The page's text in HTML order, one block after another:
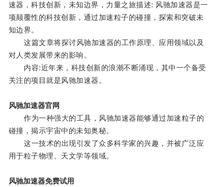
速器，科技创新，未知边界，力量之旅描述: 风驰加速器是一
项颠覆性的科技创新，通过加速粒子的碰撞，探索和突破未
知边界。
这篇文章将探讨风驰加速器的工作原理、应用领域以及
对人类发展带来的影响。
内容:近年来，科技创新的浪潮不断涌现，其中一个备受
关注的项目就是风驰加速器。
风驰加速器官网
作为一种强大的工具，风驰加速器能够通过加速粒子的
碰撞，揭示宇宙中的未知奥秘。
这一技术的出现引发了众多科学家的兴趣，并被广泛应
用于粒子物理、天文学等领域。
风驰加速器免费试用